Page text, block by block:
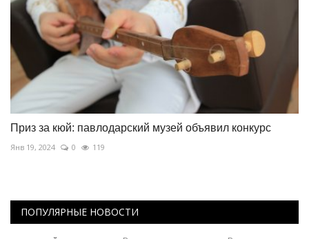
Приз за кюй: павлодарский музей объявил конкурс
Янв 19, 2024 0 119
ПОПУЛЯРНЫЕ НОВОСТИ